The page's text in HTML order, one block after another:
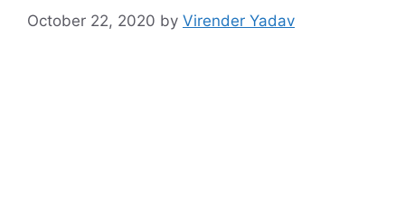
October 22, 2020 by Virender Yadav